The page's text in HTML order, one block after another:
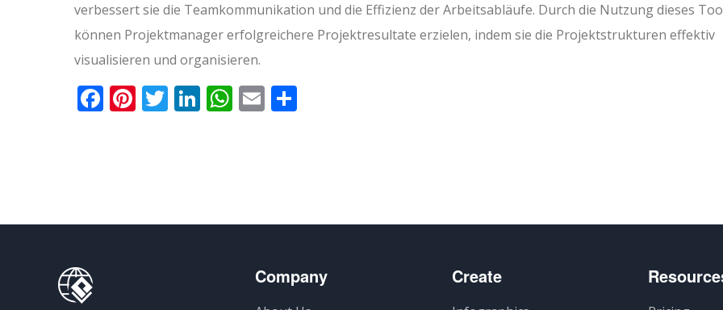
verbessert sie die Teamkommunikation und die Effizienz der Arbeitsabläufe. Durch die Nutzung dieses
können Projektmanager erfolgreichere Projektresultate erzielen, indem sie die Projektstrukturen effektiv
visualisieren und organisieren.
Facebook
Pinterest
Twitter
LinkedIn
WhatsApp
Email
Company Create